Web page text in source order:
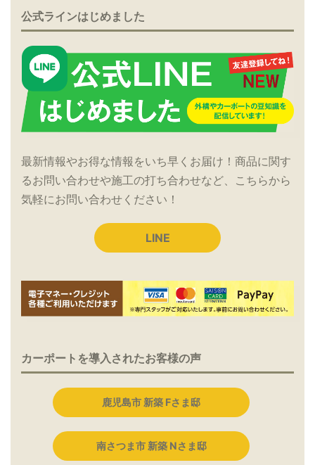
公式ラインはじめました
最新情報やお得な情報をいち早くお届け！商品に関す
るお問い合わせや施工の打ち合わせなど、こちらから
気軽にお問い合わせください！
LINE
カーポートを導入されたお客様の声
鹿児島市 新築 Fさま邸
南さつま市 新築 Nさま邸